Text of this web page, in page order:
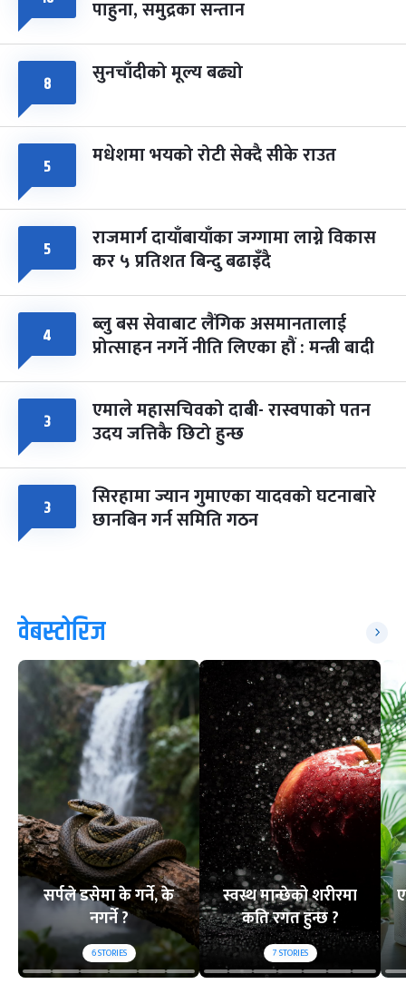
चैत्र ८, २०८३-Mar 22, 2027
पाहुना, समुद्रका सन्तान
८ सुनचाँदीको मूल्य बढ्यो
५ मधेशमा भयको रोटी सेक्दै सीके राउत
५ राजमार्ग दायाँबायाँका जग्गामा लाग्ने विकास
कर ५ प्रतिशत बिन्दु बढाइँदै
४ ब्लु बस सेवाबाट लैंगिक असमानतालाई
प्रोत्साहन नगर्ने नीति लिएका हौं : मन्त्री बादी
३ एमाले महासचिवको दाबी- रास्वपाको पतन
उदय जत्तिकै छिटो हुन्छ
३ सिरहामा ज्यान गुमाएका यादवको घटनाबारे
छानबिन गर्न समिति गठन
वेबस्टोरिज
सर्पले डसेमा के गर्ने, के
नगर्ने ?
6STORIES
स्वस्थ मान्छेको शरीरमा
कति रगत हुन्छ ?
7STORIES